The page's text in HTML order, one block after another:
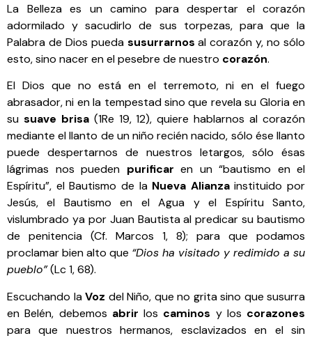
La Belleza es un camino para despertar el corazón
adormilado y sacudirlo de sus torpezas, para que la
Palabra de Dios pueda susurrarnos al corazón y, no sólo
esto, sino nacer en el pesebre de nuestro corazón.
El Dios que no está en el terremoto, ni en el fuego
abrasador, ni en la tempestad sino que revela su Gloria en
su suave brisa(1Re 19, 12), quiere hablarnos al corazón
mediante el llanto de un niño recién nacido, sólo ése llanto
puede despertarnos de nuestros letargos, sólo ésas
lágrimas nos pueden purificar en un “bautismo en el
Espíritu”, el Bautismo de la Nueva Alianzainstituido por
Jesús, el Bautismo en el Agua y el Espíritu Santo,
vislumbrado ya por Juan Bautista al predicar su bautismo
de penitencia (Cf. Marcos 1, 8); para que podamos
proclamar bien alto que “Dios ha visitado y redimido a su
pueblo”(Lc 1, 68).
Escuchando laVoz del Niño, que no grita sino que susurra
en Belén, debemos abrir los caminos y los corazones
para que nuestros hermanos, esclavizados en el sin